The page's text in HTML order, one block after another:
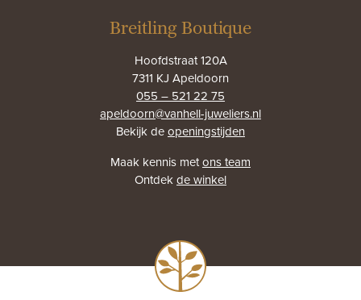
Breitling Boutique
Hoofdstraat 120A
7311 KJ Apeldoorn
055 – 521 22 75
apeldoorn@vanhell-juweliers.nl
Bekijk deopeningstijden
Maak kennis metons team
Ontdekde winkel